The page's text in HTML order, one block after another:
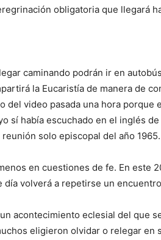
obligatoria que llegará
caminando podrán ir en
la Eucaristía de manera de
del video pasada una hora porque
sí había escuchado en el inglés
solo episcopal del año 1965.
en cuestiones de fe. En este
día volverá a repetirse un
acontecimiento eclesial del que
eligieron olvidar o relegar en